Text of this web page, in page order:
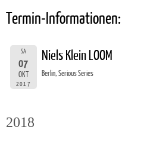
Termin-Informationen:
SA
07
OKT
2017
Niels Klein LOOM
Berlin, Serious Series
2018